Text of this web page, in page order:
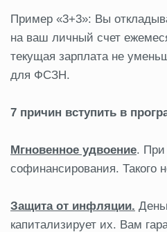
Пример «3+3»: Вы
на ваш личный счет
текущая зарплата не
для ФСЗН.
7 причин вступить в
Мгновенное удвоение. При
софинансирования. Такого
Защита от инфляции.
капитализирует их. Вам